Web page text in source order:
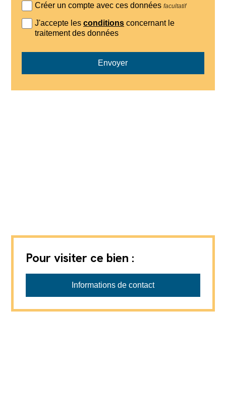
Créer un compte avec ces donnéesfacultatif
J'accepte lesconditions concernant le
traitement des données
Envoyer
Pour visiter ce bien :
Informations de contact